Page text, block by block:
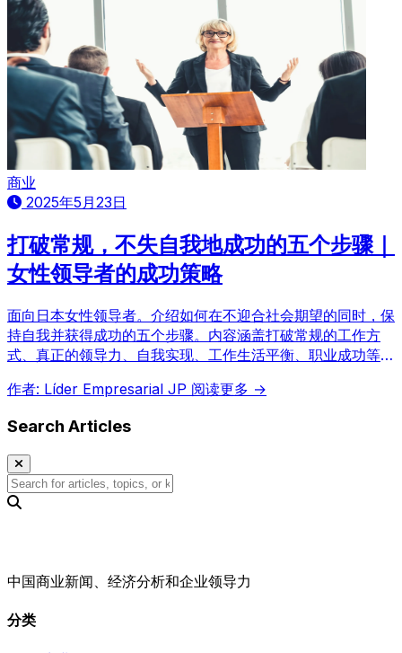
商业
2025年5月23日
打破常规，不失自我地成功的五个步骤｜
女性领导者的成功策略
面向日本女性领导者。介绍如何在不迎合社会期望的同时，保
持自我并获得成功的五个步骤。内容涵盖打破常规的工作方
式、真正的领导力、自我实现、工作生活平衡、职业成功等，
作者: Líder Empresarial JP 阅读更多 →
Search Articles
中国商业新闻、经济分析和企业领导力
分类